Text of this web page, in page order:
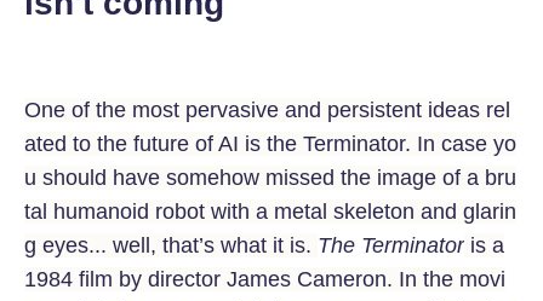
One of the most pervasive and persistent ideas rel
ated to the future of AI is the Terminator. In case yo
u should have somehow missed the image of a bru
tal humanoid robot with a metal skeleton and glarin
g eyes... well, that’s what it is. The Terminator is a
1984 film by director James Cameron. In the movi